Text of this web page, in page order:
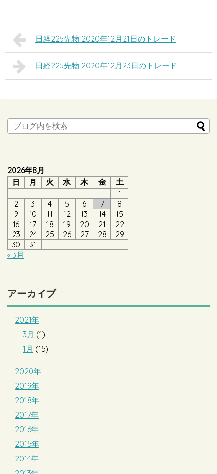
日経225先物 2020年12月21日のトレード
日経225先物 2020年12月23日のトレード
2026年8月
日
月 火 水 木 金
土
1
2
3 4 5 6 7
8
9
10 11 12 13 14
15
16
17 18 19 20 21
22
23
24 25 26 27 28
29
30
31
« 3月
アーカイブ
2021年
3月 (1)
1月 (15)
2020年
2019年
2018年
2017年
2016年
2015年
2014年